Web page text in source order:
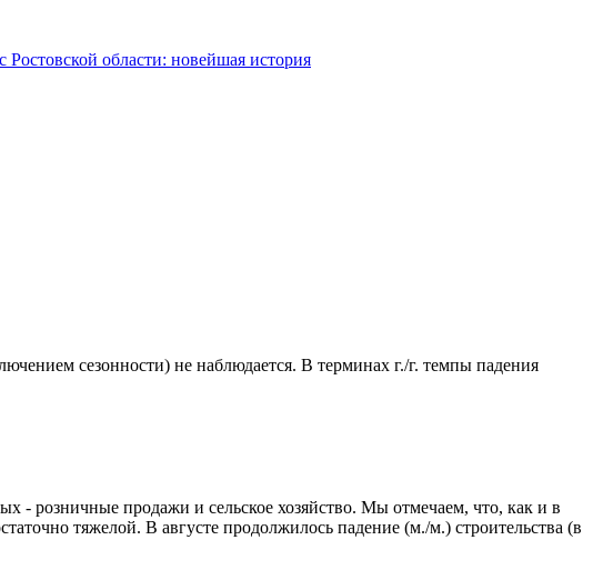
Ростовской области: новейшая история
сезонности) не наблюдается. В терминах г./г. темпы падения
- розничные продажи и сельское хозяйство. Мы отмечаем, что, как и в
тяжелой. В августе продолжилось падение (м./м.) строительства (в